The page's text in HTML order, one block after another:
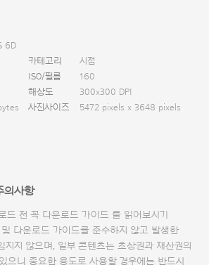
6D
카테고리
시점
ISO/필름
160
해상도
300x300 DPI
사진사이즈 5472 pixels x 3648 pixels
의사항
드 전 꼭 다운로드 가이드 를 읽어보시기
다운로드 가이드를 준수하지 않고 발생한
지지 않으며, 일부 콘텐츠는 초상권과 재산권의
으니 중요한 용도로 사용할 경우에는 반드시